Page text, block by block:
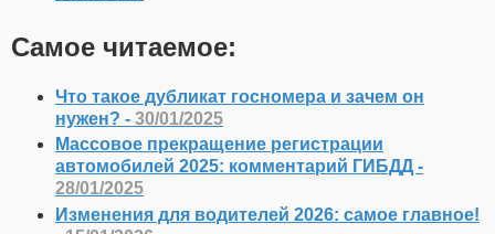
Самое читаемое:
Что такое дубликат госномера и зачем он
нужен? - 30/01/2025
Массовое прекращение регистрации
автомобилей 2025: комментарий ГИБДД -
28/01/2025
Изменения для водителей 2026: самое главное!